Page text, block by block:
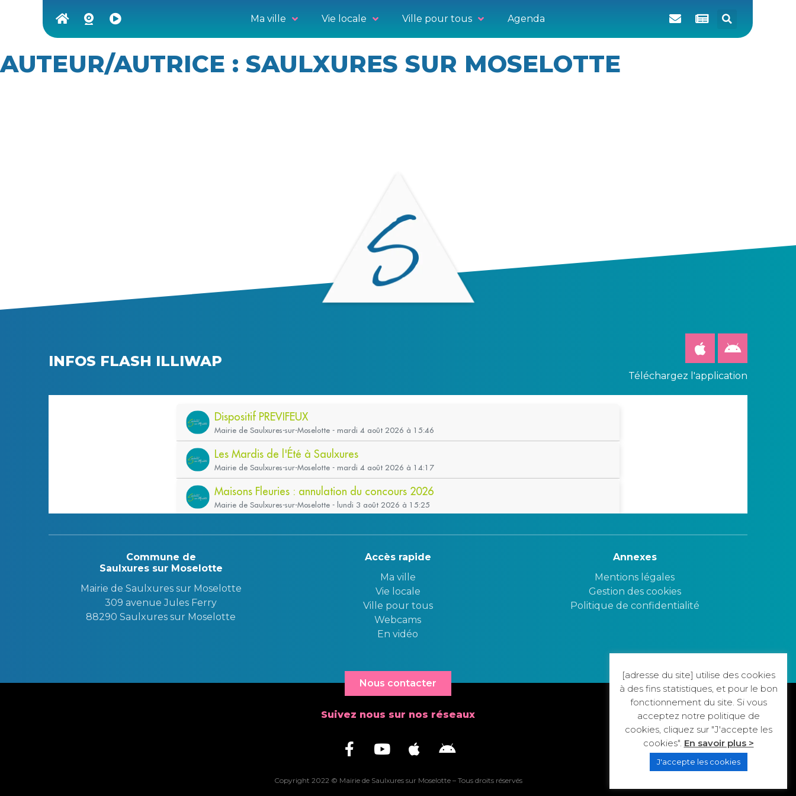
Ma ville Vie locale Ville pour tous Agen­da
AUTEUR/AUTRICE : SAULXURES SUR MOSELOTTE
INFOS FLASH ILLIWAP
Téléchargez l'application
Commune de
Saulxures sur Moselotte
Mairie de Saulxures sur Moselotte
309 avenue Jules Ferry
88290 Saulxures sur Moselotte
Accès rapide
Ma ville
Vie locale
Ville pour tous
Webcams
En vidéo
Annexes
Mentions légales
Gestion des cookies
Politique de confidentialité
Nous contacter
Suivez nous sur nos réseaux
Copyright 2022 © Mairie de Saulxures sur Moselotte – Tous droits réservés
[adresse du site] utilise des cookies
à des fins statistiques, et pour le bon
fonctionnement du site. Si vous
acceptez notre politique de
cookies, cliquez sur "J'accepte les
cookies". En savoir plus >
J'accepte les cookies